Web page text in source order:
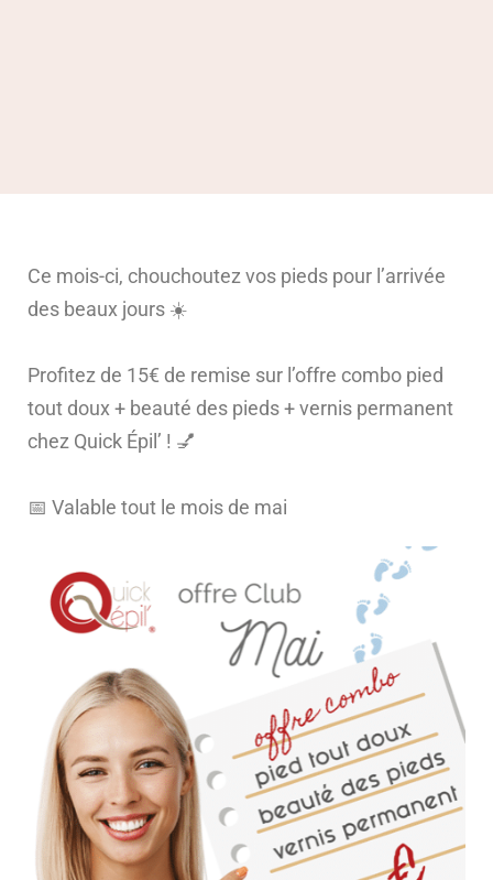
Ce mois-ci, chouchoutez vos pieds pour l’arrivée
des beaux jours ☀️
Profitez de 15€ de remise sur l’offre combo pied
tout doux + beauté des pieds + vernis permanent
chez Quick Épil’ ! 💅
📅 Valable tout le mois de mai